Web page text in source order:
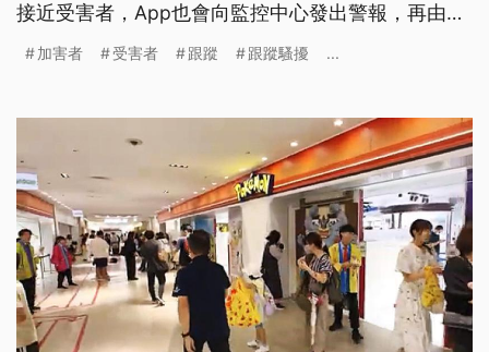
接近受害者，App也會向監控中心發出警報，再由監
加害者 受害者 跟蹤 跟蹤騷擾 ...